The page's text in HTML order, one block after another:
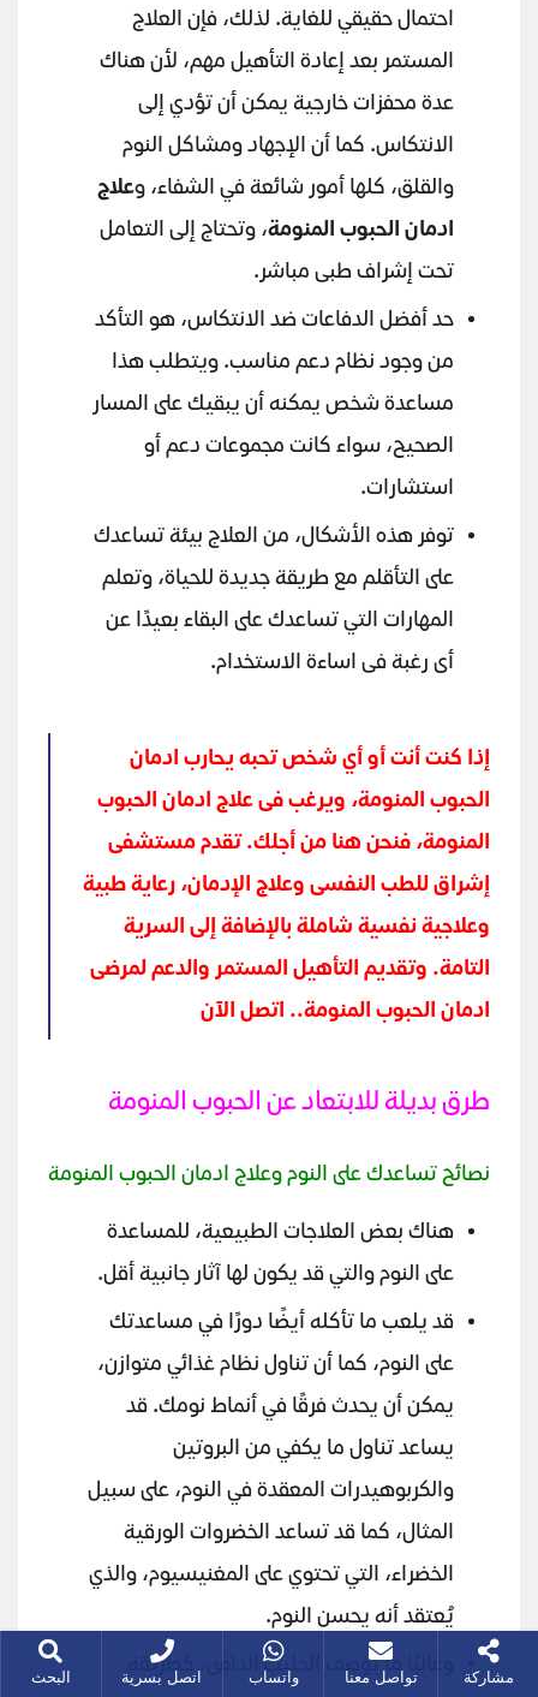
احتمال حقيقي للغاية. لذلك، فإن العلاج
المستمر بعد إعادة التأهيل مهم، لأن هناك
عدة محفزات خارجية يمكن أن تؤدي إلى
الانتكاس. كما أن الإجهاد ومشاكل النوم
والقلق، كلها أمور شائعة في الشفاء، وعلاج
ادمان الحبوب المنومة، وتحتاج إلى التعامل
تحت إشراف طبى مباشر.
حد أفضل الدفاعات ضد الانتكاس، هو التأكد
من وجود نظام دعم مناسب. ويتطلب هذا
مساعدة شخص يمكنه أن يبقيك على المسار
الصحيح، سواء كانت مجموعات دعم أو
استشارات.
توفر هذه الأشكال، من العلاج بيئة تساعدك
على التأقلم مع طريقة جديدة للحياة، وتعلم
المهارات التي تساعدك على البقاء بعيدًا عن
أى رغبة فى اساءة الاستخدام.
إذا كنت أنت أو أي شخص تحبه يحارب ادمان
الحبوب المنومة، ويرغب فى علاج ادمان الحبوب
المنومة، فنحن هنا من أجلك. تقدممستشفى
إشراق للطب النفسى وعلاج الإدمان، رعاية طبية
وعلاجية نفسية شاملة بالإضافة إلى السرية
التامة. وتقديم التأهيل المستمر والدعم لمرضى
ادمان الحبوب المنومة.. اتصل الآن
طرق بديلة للابتعاد عن الحبوب المنومة
نصائح تساعدك على النوم وعلاج ادمان الحبوب المنومة
هناك بعض العلاجات الطبيعية، للمساعدة
على النوم والتي قد يكون لها آثار جانبية أقل.
قد يلعب ما تأكله أيضًا دورًا في مساعدتك
على النوم، كما أن تناول نظام غذائي متوازن،
يمكن أن يحدث فرقًا في أنماط نومك. قد
يساعد تناول ما يكفي من البروتين
والكربوهيدرات المعقدة في النوم، على سبيل
المثال، كما قد تساعد الخضروات الورقية
الخضراء، التي تحتوي على المغنيسيوم، والذي
يُعتقد أنه يحسن النوم.
وغالبًا ما يوصف الحليب الدافئ، كطريقة
مشاركة تواصل معنا واتساب اتصل بسرية البحث